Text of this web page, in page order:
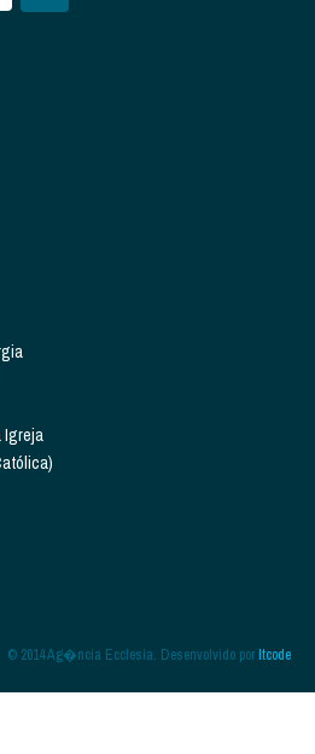
Igreja
© 2014 Ag�ncia Ecclesia. Desenvolvido porItcode